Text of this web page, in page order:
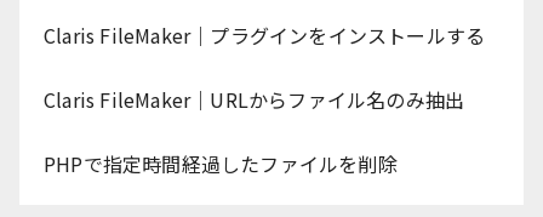
Claris FileMaker｜プラグインをインストールする
Claris FileMaker｜URLからファイル名のみ抽出
PHPで指定時間経過したファイルを削除